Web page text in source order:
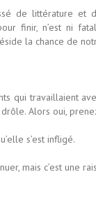
de littérature et
finir, n’est ni
la chance de
qui travaillaient
Alors oui,
s’est infligé.
mais c’est une